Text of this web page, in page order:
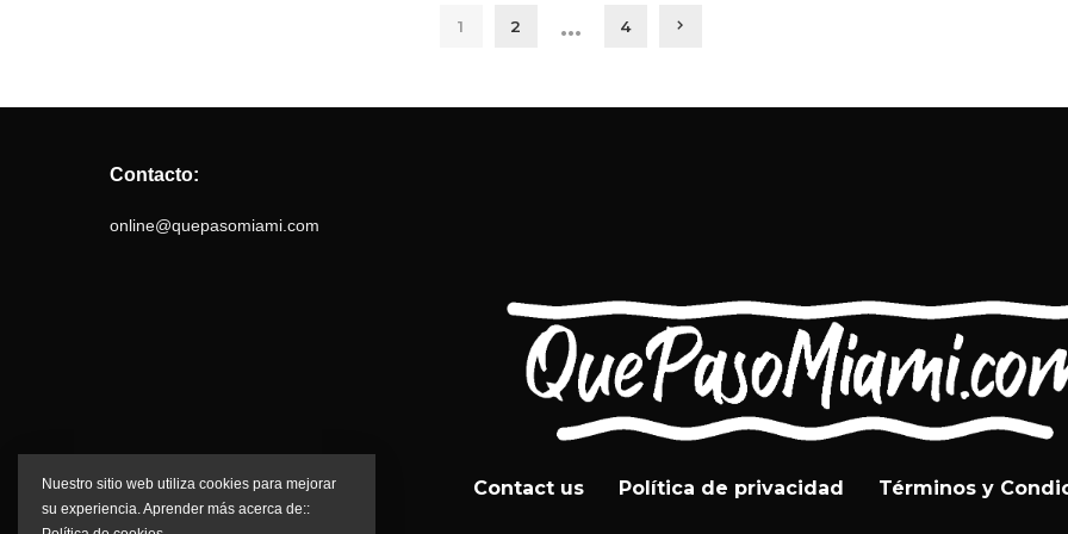
1 2 … 4
Contacto:
online@quepasomiami.com
Contact us Política de privacidad Términos y
Nuestro sitio web utiliza cookies para mejorar
su experiencia. Aprender más acerca de::